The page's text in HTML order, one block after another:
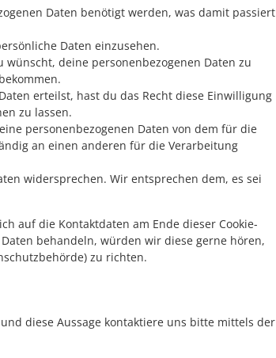
Daten benötigt werden, was damit passiert
Daten einzusehen.
deine personenbezogenen Daten zu
erteilst, hast du das Recht diese Einwilligung
zu lassen.
personenbezogenen Daten von dem für die
an einen anderen für die Verarbeitung
widersprechen. Wir entsprechen dem, es sei
auf die Kontaktdaten am Ende dieser Cookie-
behandeln, würden wir diese gerne hören,
zu richten.
diese Aussage kontaktiere uns bitte mittels der